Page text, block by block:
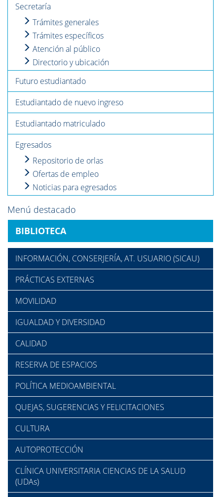
Secretaría
Trámites generales
Trámites específicos
Atención al público
Directorio y ubicación
Futuro estudiantado
Estudiantado de nuevo ingreso
Estudiantado matriculado
Egresados
Repositorio de orlas
Ofertas de empleo
Noticias para egresados
Menú destacado
BIBLIOTECA
INFORMACIÓN, CONSERJERÍA, AT. USUARIO (SICAU)
PRÁCTICAS EXTERNAS
MOVILIDAD
IGUALDAD Y DIVERSIDAD
CALIDAD
RESERVA DE ESPACIOS
POLÍTICA MEDIOAMBIENTAL
QUEJAS, SUGERENCIAS Y FELICITACIONES
CULTURA
AUTOPROTECCIÓN
CLÍNICA UNIVERSITARIA CIENCIAS DE LA SALUD
(UDAs)